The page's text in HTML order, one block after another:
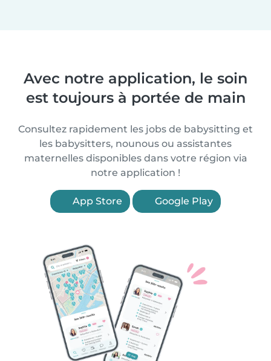
Avec notre application, le soin
est toujours à portée de main
Consultez rapidement les jobs de babysitting et
les babysitters, nounous ou assistantes
maternelles disponibles dans votre région via
notre application !
App Store Google Play